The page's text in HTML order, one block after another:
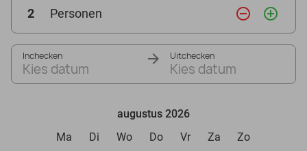
2 Personen remove_circle_outline add_circle_outline
Inchecken
Kies datum
Uitchecken
Kies datum
augustus 2026
Ma
Di Wo Do Vr Za Zo